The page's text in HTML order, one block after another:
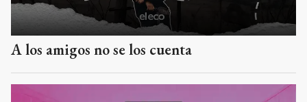
A los amigos no se los cuenta